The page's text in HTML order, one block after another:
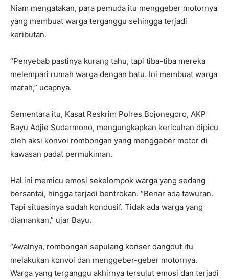
Niam mengatakan, para pemuda itu menggeber motornya
yang membuat warga terganggu sehingga terjadi
keributan.
“Penyebab pastinya kurang tahu, tapi tiba-tiba mereka
melempari rumah warga dengan batu. Ini membuat warga
marah,” ucapnya.
Sementara itu, Kasat Reskrim Polres Bojonegoro, AKP
Bayu Adjie Sudarmono, mengungkapkan kericuhan dipicu
oleh aksi konvoi rombongan yang menggeber motor di
kawasan padat permukiman.
Hal ini memicu emosi sekelompok warga yang sedang
bersantai, hingga terjadi bentrokan. “Benar ada tawuran.
Tapi situasinya sudah kondusif. Tidak ada warga yang
diamankan,” ujar Bayu.
“Awalnya, rombongan sepulang konser dangdut itu
melakukan konvoi dan menggeber-geber motornya.
Warga yang terganggu akhirnya tersulut emosi dan terjadi